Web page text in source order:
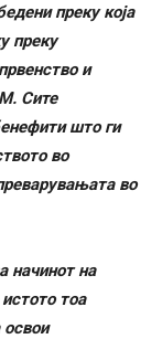
преку која
преку
и
Сите
што ги
во
во
начинот на
тоа
освои